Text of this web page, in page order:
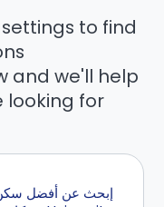
to find
and we'll help
for.